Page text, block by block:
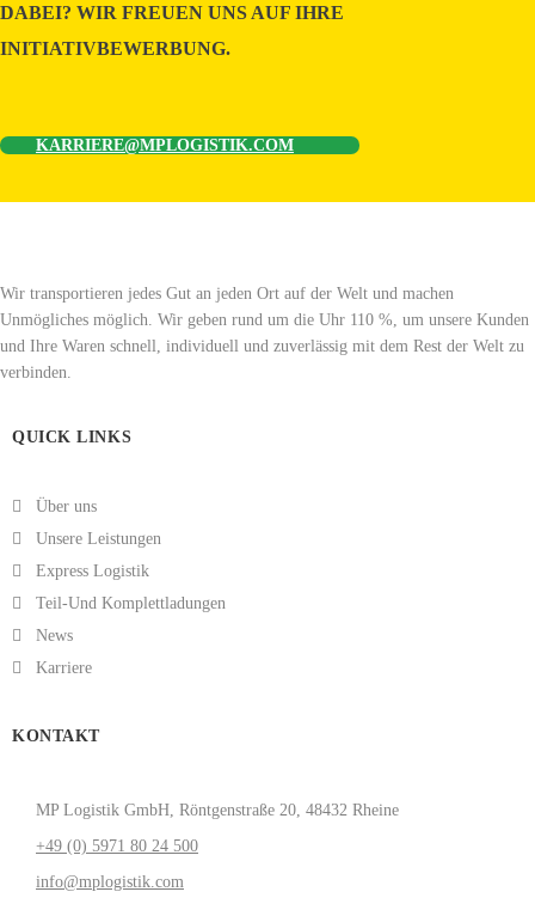
DABEI? WIR FREUEN UNS AUF IHRE
INITIATIVBEWERBUNG.
KARRIERE@MPLOGISTIK.COM
Wir transportieren jedes Gut an jeden Ort auf der Welt und machen
Unmögliches möglich. Wir geben rund um die Uhr 110 %, um unsere Kunden
und Ihre Waren schnell, individuell und zuverlässig mit dem Rest der Welt zu
verbinden.
QUICK LINKS
Über uns
Unsere Leistungen
Express Logistik
Teil-Und Komplettladungen
News
Karriere
KONTAKT
MP Logistik GmbH, Röntgenstraße 20, 48432 Rheine
+49 (0) 5971 80 24 500
info@mplogistik.com